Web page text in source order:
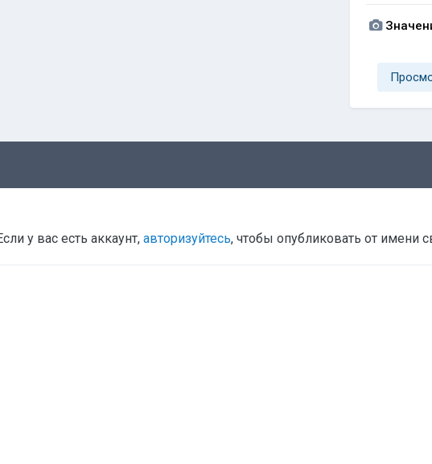
у вас есть аккаунт, авторизуйтесь, чтобы опубликовать от имени